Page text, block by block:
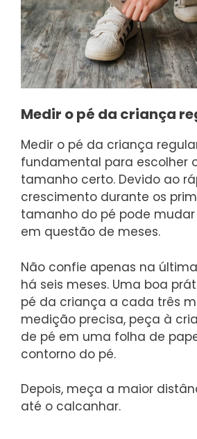
Medir o pé da criança
Medir o pé da criança
fundamental para escolher
tamanho certo. Devido ao
crescimento durante os
tamanho do pé pode
em questão de meses.
Não confie apenas na
há seis meses. Uma boa
pé da criança a cada três
medição precisa, peça à
de pé em uma folha de
contorno do pé.
Depois, meça a maior
até o calcanhar.